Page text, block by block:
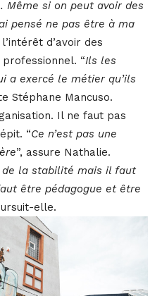
Même si on peut avoir des
pensé ne pas être à ma
d’avoir des
“Ils les
a exercé le métier qu’ils
Stéphane Mancuso.
Il ne faut pas
“Ce n’est pas une
”, assure Nathalie.
la stabilité mais il faut
être pédagogue et être
elle.